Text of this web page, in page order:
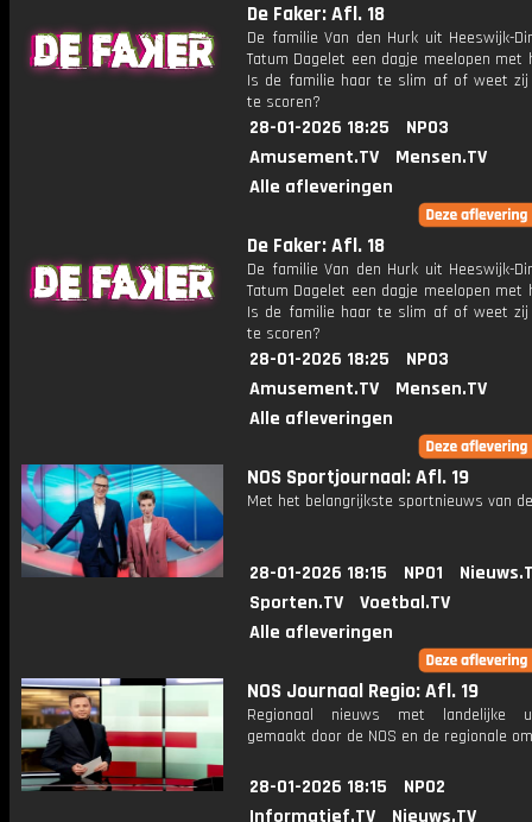
De Faker: Afl. 18
De familie Van den Hurk uit Heeswijk-
Tatum Dagelet een dagje meelopen met
Is de familie haar te slim af of weet
te scoren?
28-01-2026 18:25
NPO3
Amusement.TV
Mensen.TV
Alle afleveringen
De Faker: Afl. 18
De familie Van den Hurk uit Heeswijk-
Tatum Dagelet een dagje meelopen met
Is de familie haar te slim af of weet
te scoren?
28-01-2026 18:25
NPO3
Amusement.TV
Mensen.TV
Alle afleveringen
NOS Sportjournaal: Afl. 19
Met het belangrijkste sportnieuws van
28-01-2026 18:15 NPO1
Sporten.TV
Voetbal.TV
Alle afleveringen
NOS Journaal Regio: Afl. 19
Regionaal nieuws met landelijke
gemaakt door de NOS en de regionale
28-01-2026 18:15
NPO2
Informatief.TV
Nieuws.TV